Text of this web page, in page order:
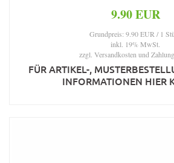
9.90 EUR
Grundpreis: 9.90 EUR / 1
inkl. 19% MwSt.
zzgl. Versandkosten und
FÜR ARTIKEL-,
INFORMATIONEN HIER